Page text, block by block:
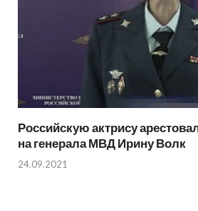
Российскую актрису
на генерала МВД Ирину Волк
24.09.2021